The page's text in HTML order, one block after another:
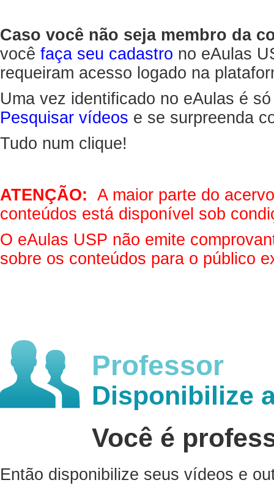
Caso você não seja membro da
você faça seu cadastro no eAulas
requeiram acesso logado na
Uma vez identificado no eAulas é
Pesquisar vídeos e se surpreenda
Tudo num clique!
ATENÇÃO: A maior parte do
conteúdos está disponível sob
O eAulas USP não emite
sobre os conteúdos para o público
Professor
Disponibilize
Você é
Então disponibilize seus vídeos e